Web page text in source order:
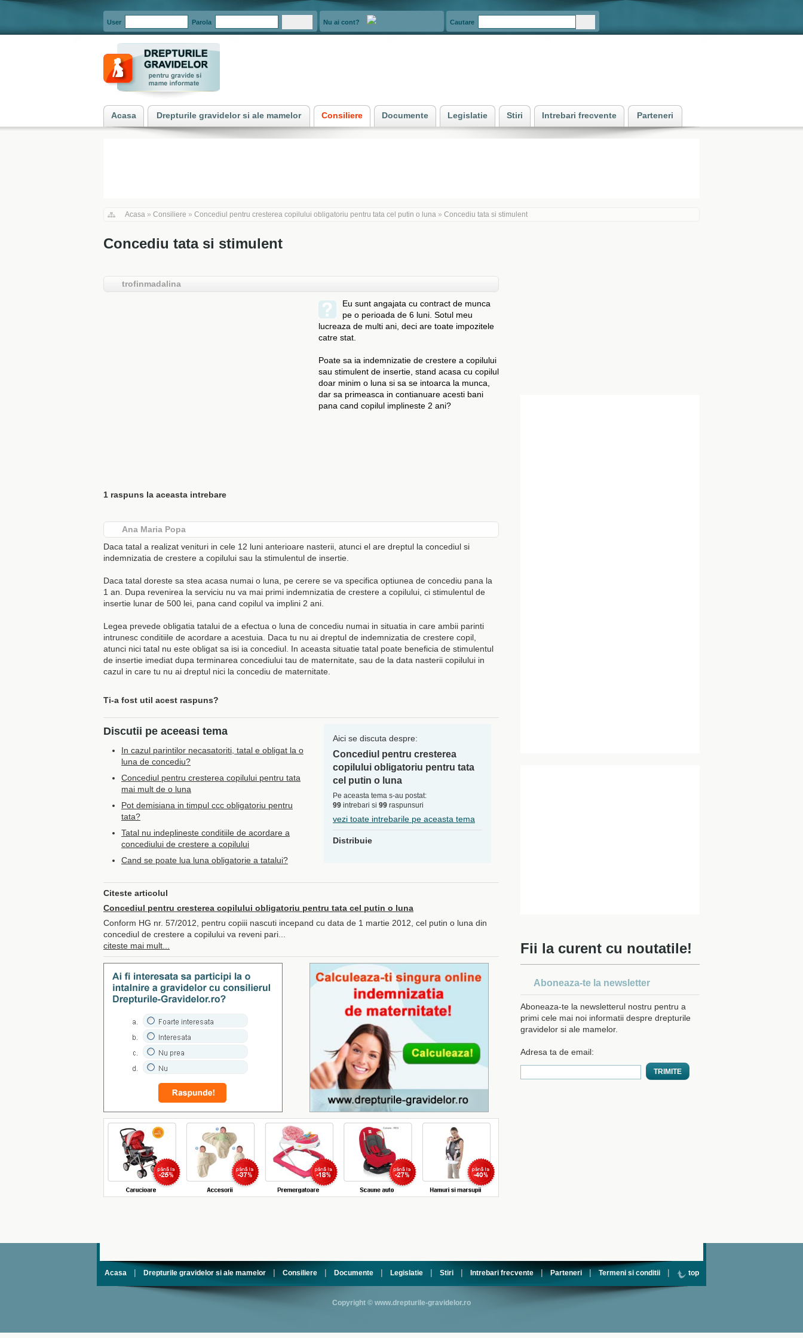
Acasa » Consiliere » Concediul pentru cresterea copilului obligatoriu pentru tata cel putin o luna » Concediu tata si stimulent
Concediu tata si stimulent
trofinmadalina
Eu sunt angajata cu contract de munca
pe o perioada de 6 luni. Sotul meu
lucreaza de multi ani, deci are toate impozitele
catre stat.
Poate sa ia indemnizatie de crestere a copilului
sau stimulent de insertie, stand acasa cu copilul
doar minim o luna si sa se intoarca la munca,
dar sa primeasca in contianuare acesti bani
pana cand copilul implineste 2 ani?
1 raspuns la aceasta intrebare
Ana Maria Popa
Daca tatal a realizat venituri in cele 12 luni anterioare nasterii, atunci el are dreptul la concediul si
indemnizatia de crestere a copilului sau la stimulentul de insertie.
Daca tatal doreste sa stea acasa numai o luna, pe cerere se va specifica optiunea de concediu pana la
1 an. Dupa revenirea la serviciu nu va mai primi indemnizatia de crestere a copilului, ci stimulentul de
insertie lunar de 500 lei, pana cand copilul va implini 2 ani.
Legea prevede obligatia tatalui de a efectua o luna de concediu numai in situatia in care ambii parinti
intrunesc conditiile de acordare a acestuia. Daca tu nu ai dreptul de indemnizatia de crestere copil,
atunci nici tatal nu este obligat sa isi ia concediul. In aceasta situatie tatal poate beneficia de stimulentul
de insertie imediat dupa terminarea concediului tau de maternitate, sau de la data nasterii copilului in
cazul in care tu nu ai dreptul nici la concediu de maternitate.
Ti-a fost util acest raspuns?
Discutii pe aceeasi tema
In cazul parintilor necasatoriti, tatal e obligat la o
luna de concediu?
Concediul pentru cresterea copilului pentru tata
mai mult de o luna
Pot demisiana in timpul ccc obligatoriu pentru
tata?
Tatal nu indeplineste conditiile de acordare a
concediului de crestere a copilului
Cand se poate lua luna obligatorie a tatalui?
Aici se discuta despre:
Concediul pentru cresterea
copilului obligatoriu pentru tata
cel putin o luna
Pe aceasta tema s-au postat:
99 intrebari si 99 raspunsuri
vezi toate intrebarile pe aceasta tema
Distribuie
Citeste articolul
Concediul pentru cresterea copilului obligatoriu pentru tata cel putin o luna
Conform HG nr. 57/2012, pentru copiii nascuti incepand cu data de 1 martie 2012, cel putin o luna din
concediul de crestere a copilului va reveni pari...
citeste mai mult...
Fii la curent cu noutatile!
Aboneaza-te la newsletter
Aboneaza-te la newsletterul nostru pentru a
primi cele mai noi informatii despre drepturile
gravidelor si ale mamelor.
Adresa ta de email:
Acasa | Drepturile gravidelor si ale mamelor| Consiliere| Documente| Legislatie| Stiri| Intrebari frecvente|Parteneri|Termeni si conditii| top
Copyright © www.drepturile-gravidelor.ro
User Parola Nu ai cont? Cautare
Acasa Drepturile gravidelor si ale mamelor Consiliere Documente Legislatie Stiri Intrebari frecvente Parteneri